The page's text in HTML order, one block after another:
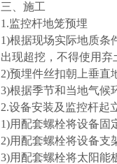
三、施工
1.监控杆地笼预埋
1)根据现场实际地质条
出现超挖，不得使用
2)预埋件丝扣朝上垂直
3)根据季节和当地气候
2.设备安装及监控杆起
1)用配套螺栓将设备固
2)用配套螺栓将设备支
3)用配套螺栓将太阳能